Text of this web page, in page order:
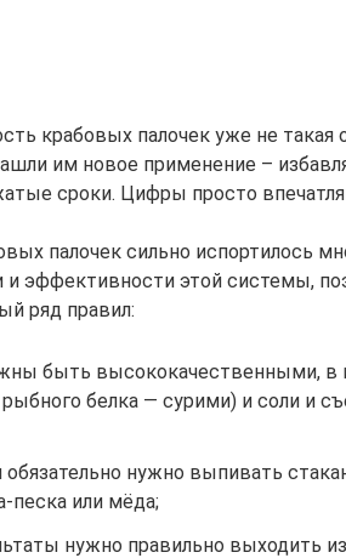
крабовых палочек уже не такая
им новое применение –
сроки. Цифры просто
палочек сильно испортилось
и эффективности этой системы,
ряд правил:
быть высококачественными, в
белка — сурими) и соли и
нужно выпивать
песка или мёда;
нужно правильно выходить